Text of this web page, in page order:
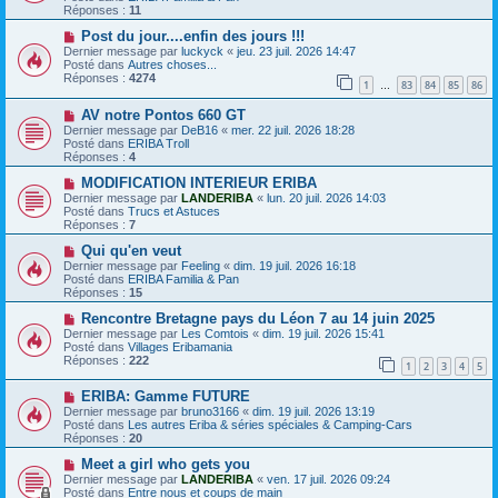
e
e
s
s
a
g
e
v
e
a
u
m
e
s
s
a
g
e
Réponses : 11
N
o
u
v
e
a
u
m
e
s
s
a
g
e
Post du jour....enfin des jours !!!
Dernier message par luckyck « jeu. 23 juil. 2026 14:47
Posté dans Autres choses...
Réponses : 4274 1 … 83 84 85 86
N
o
u
v
e
a
u
m
e
s
s
a
g
e
AV notre Pontos 660 GT
Dernier message par DeB16 « mer. 22 juil. 2026 18:28
Posté dans ERIBA Troll
Réponses : 4
N
o
u
v
e
a
m
e
s
s
a
g
e
MODIFICATION INTERIEUR ERIBA
Dernier message par LANDERIBA « lun. 20 juil. 2026 14:03
Posté dans Trucs et Astuces
Réponses : 7
N
o
u
v
e
a
u
m
e
s
s
a
g
e
Qui qu'en veut
Dernier message par Feeling « dim. 19 juil. 2026 16:18
Posté dans ERIBA Familia & Pan
Réponses : 15
N
o
u
v
e
a
m
e
s
s
a
g
e
Rencontre Bretagne pays du Léon 7 au 14 juin 2025
Dernier message par Les Comtois « dim. 19 juil. 2026 15:41
Posté dans Villages Eribamania
Réponses : 222 1 2 3 4 5
N
o
u
v
e
a
u
m
ERIBA: Gamme FUTURE
Dernier message par bruno3166 « dim. 19 juil. 2026 13:19
Posté dans Les autres Eriba & séries spéciales & Camping-Cars
Réponses : 20
N
o
u
Meet a girl who gets you
Dernier message par LANDERIBA « ven. 17 juil. 2026 09:24
Posté dans Entre nous et coups de main